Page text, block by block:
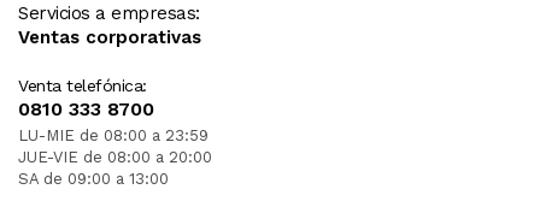
Servicios a empresas:
Ventas corporativas
Venta telefónica:
0810 333 8700
LU-MIE de 08:00 a 23:59
JUE-VIE de 08:00 a 20:00
SA de 09:00 a 13:00